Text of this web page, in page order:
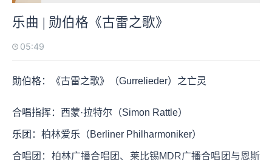
乐曲 | 勋伯格《古雷之歌》
05:49
勋伯格：《古雷之歌》（Gurrelieder）之亡灵
合唱指挥：西蒙·拉特尔（Simon Rattle）
乐团：柏林爱乐（Berliner Philharmoniker）
合唱团：柏林广播合唱团、莱比锡MDR广播合唱团与恩斯